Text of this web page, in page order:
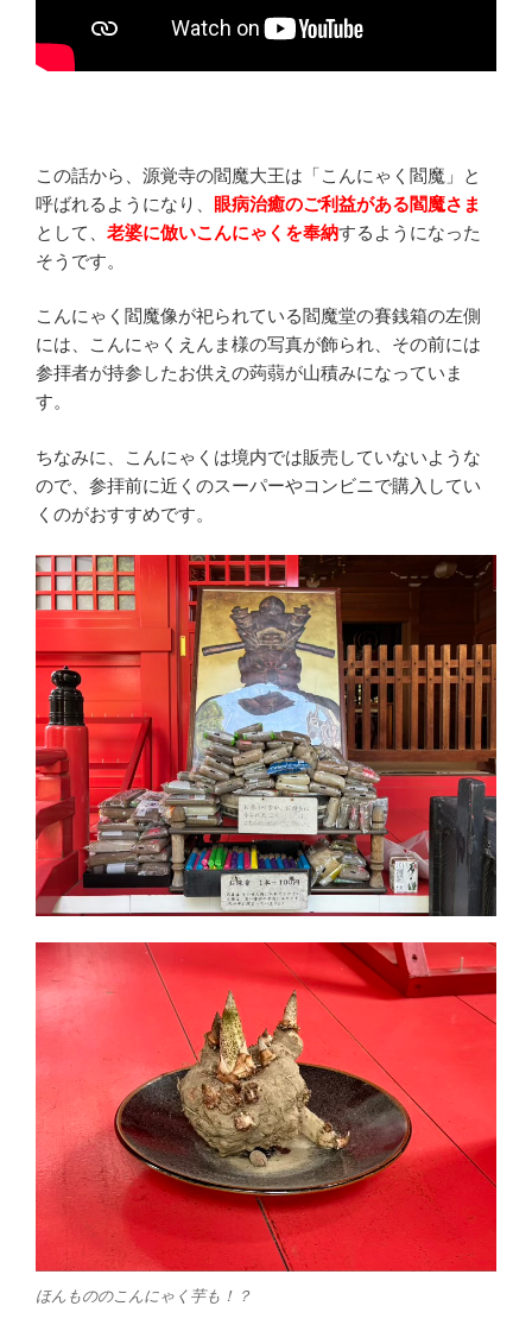
この話から、源覚寺の閻魔大王は「こんにゃく閻魔」と
呼ばれるようになり、
眼病治癒のご利益がある閻魔さま
として、 老婆に倣いこんにゃくを奉納するようになった
そうです。
こんにゃく閻魔像が祀られている閻魔堂の賽銭箱の左側
には、こんにゃくえんま様の写真が飾られ、その前には
参拝者が持参したお供えの蒟蒻が山積みになっていま
す。
ちなみに、こんにゃくは境内では販売していないような
ので、参拝前に近くのスーパーやコンビニで購入してい
くのがおすすめです。
ほんもののこんにゃく芋も！？